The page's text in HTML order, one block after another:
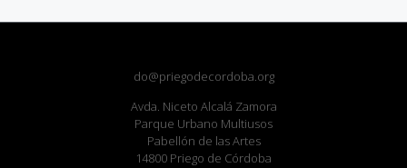
do@priegodecordoba.org
Avda. Niceto Alcalá Zamora
Parque Urbano Multiusos
Pabellón de las Artes
14800 Priego de Córdoba